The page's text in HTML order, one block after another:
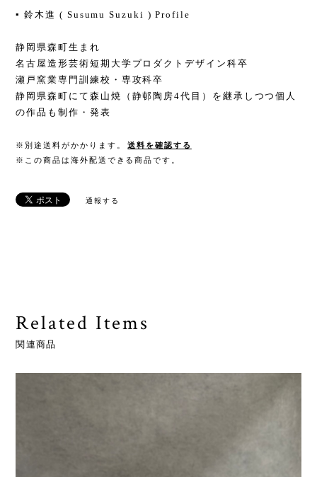
▪️ 鈴木進 ( Susumu Suzuki ) Profile
静岡県森町生まれ
名古屋造形芸術短期大学プロダクトデザイン科卒
瀬戸窯業専門訓練校・専攻科卒
静岡県森町にて森山焼（静邨陶房4代目）を継承しつつ個人
の作品も制作・発表
※別途送料がかかります。
送料を確認する
※この商品は海外配送できる商品です。
通報する
Related Items
関連商品